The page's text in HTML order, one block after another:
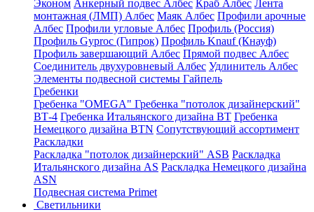
Эконом Анкерный подвес Албес Краб Албес Лента
монтажная (ЛМП) Албес Маяк Албес Профили арочные
Албес Профили угловые Албес Профиль (Россия)
Профиль Gyproc (Гипрок) Профиль Knauf (Кнауф)
Профиль завершающий Албес Прямой подвес Албес
Соединитель двухуровневый Албес Удлинитель Албес
Элементы подвесной системы Гайпель
Гребенки
Гребенка "OMEGA" Гребенка "потолок дизайнерский"
ВТ-4 Гребенка Итальянского дизайна BT Гребенка
Немецкого дизайна ВТN Сопутствующий ассортимент
Раскладки
Раскладка "потолок дизайнерский" ASB Раскладка
Итальянского дизайна AS Раскладка Немецкого дизайна
АSN
Подвесная система Primet
Светильники